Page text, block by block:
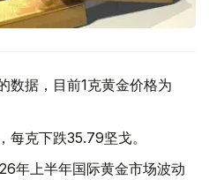
数据，目前1克黄金价格为
每克下跌35.79坚戈。
年上半年国际黄金市场波动